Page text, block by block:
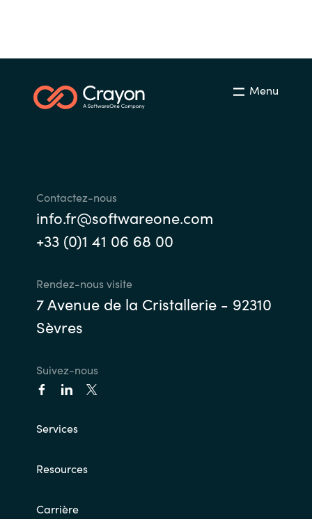
Ukraine
Menu
Contactez-nous
info.fr@softwareone.com
+33 (0)1 41 06 68 00
Rendez-nous visite
7 Avenue de la Cristallerie - 92310
Sèvres
Suivez-nous
Services
Resources
Carrière